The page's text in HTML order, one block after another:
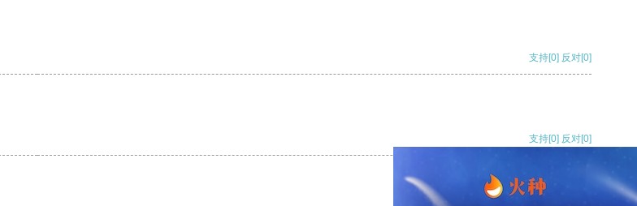
支持[0] 反对[0]
支持[0] 反对[0]